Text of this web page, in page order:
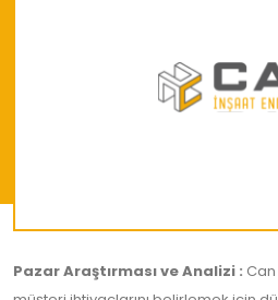
Pazar Araştırması ve Analizi :